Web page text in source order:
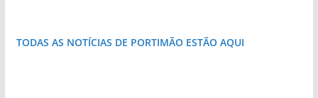
TODAS AS NOTÍCIAS DE PORTIMÃO ESTÃO AQUI